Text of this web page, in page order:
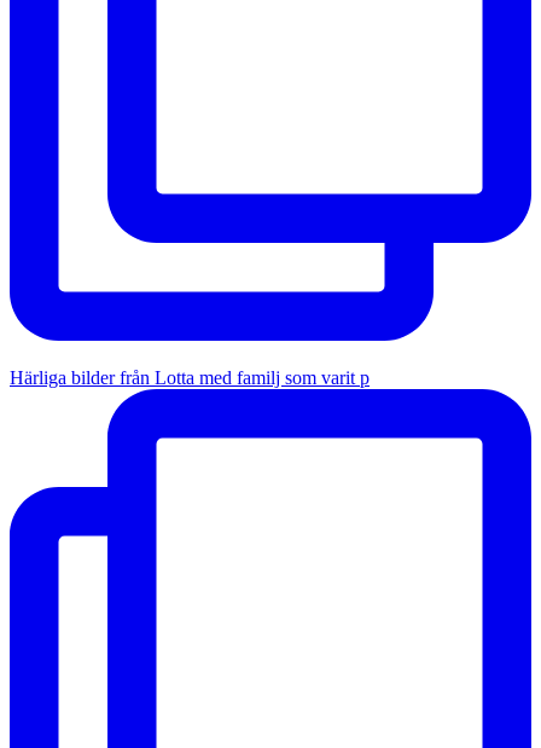
Härliga bilder från Lotta med familj som varit p